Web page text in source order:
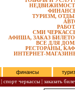
ТУРИЗМ,
СМИ
АФИША, ЗАКАЗ
ВСЕ ДЛЯ
РЕСТОРАНЫ,
ИНТЕРНЕТ-
финансы
| спорт черкассы | заказать